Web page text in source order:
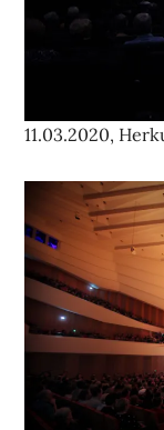
11.03.2020,